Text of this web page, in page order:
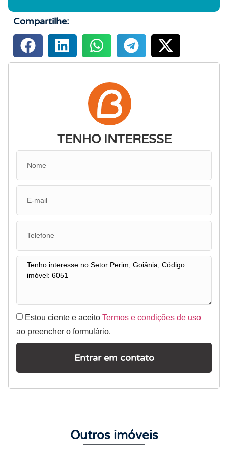
Compartilhe:
TENHO INTERESSE
Estou ciente e aceito Termos e condições de uso
ao preencher o formulário.
Entrar em contato
Outros imóveis